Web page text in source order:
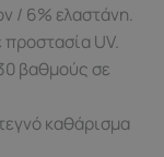
/ 6% ελαστάνη.
UV.
βαθμούς σε
καθάρισμα